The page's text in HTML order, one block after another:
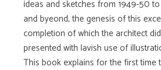
ideas and sketches from 1949-50
and byeond, the genesis of this
completion of which the architect
presented with lavish use of
This book explains for the first time